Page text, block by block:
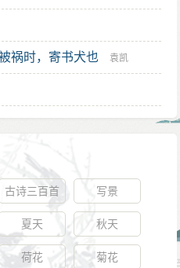
祸时，寄书犬也 袁凯
古诗三百首 写景
夏天 秋天
荷花 菊花